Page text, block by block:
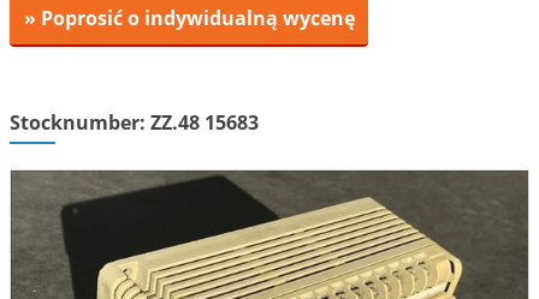
» Poprosić o indywidualną wycenę
Stocknumber: ZZ.48 15683